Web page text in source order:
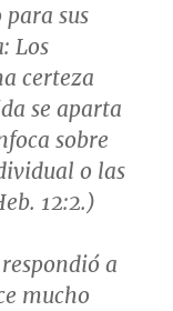
sus
: Los
certeza
se aparta
sobre
o las
12:2.)
a
mucho